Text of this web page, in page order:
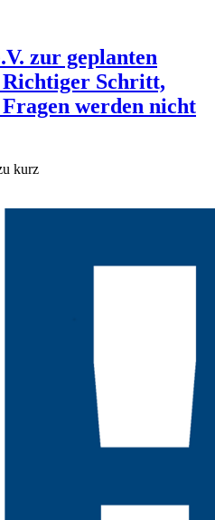
zur geplanten
Schritt,
werden nicht
kurz